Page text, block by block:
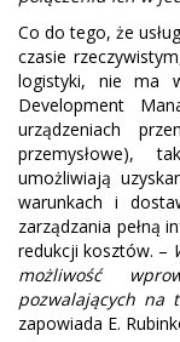
Co do tego, że
czasie
logistyki, nie ma
Development
urządzeniach
przemysłowe),
umożliwiają
warunkach i
zarządzania pełną
redukcji kosztów. –
możliwość
pozwalających na
zapowiada E.